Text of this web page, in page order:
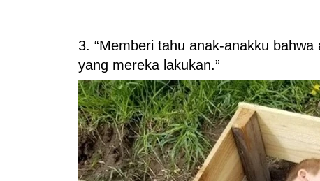
3. “Memberi tahu anak-anakku bahwa
yang mereka lakukan.”